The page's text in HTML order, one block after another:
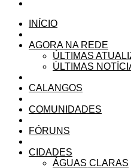
INÍCIO
AGORA NA REDE
ÚLTIMAS
ÚLTIMAS
CALANGOS
COMUNIDADES
FÓRUNS
CIDADES
ÁGUAS CLARAS